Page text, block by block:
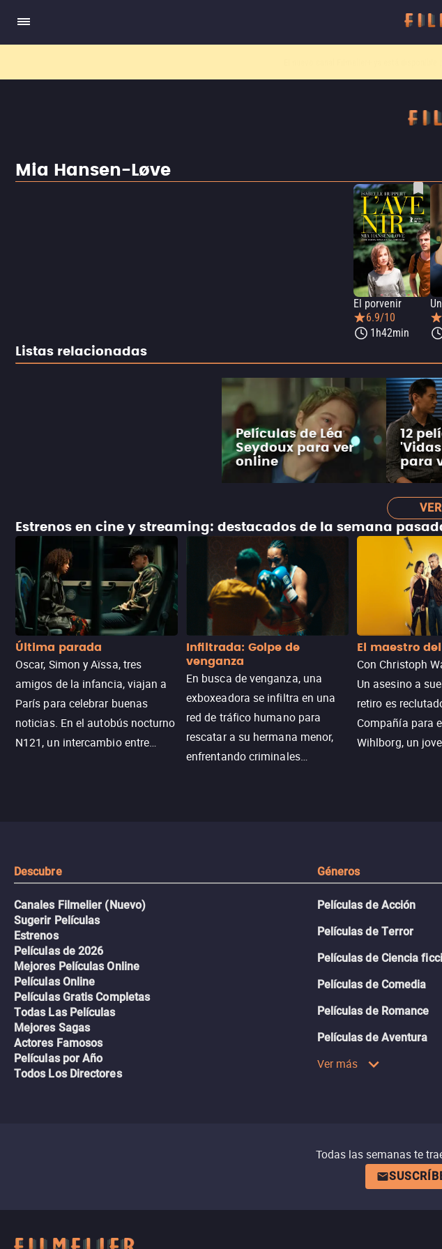
Mia Hansen-Løve
El porvenir
6.9/10
1h42min
Listas relacionadas
Películas de Léa
Seydoux para ver
online
12
para
Estrenos en cine y streaming: destacados de la semana
Última parada
Oscar, Simon y Aïssa, tres
amigos de la infancia, viajan a
París para celebrar buenas
noticias. En el autobús nocturno
N121, un intercambio entre
Infiltrada: Golpe de
venganza
En busca de venganza, una
exboxeadora se infiltra en una
red de tráfico humano para
rescatar a su hermana menor,
enfrentando criminales
El maestro
Con Christoph
Un asesino a
retiro es
Compañía para
Wihlborg, un
Descubre
Canales Filmelier (Nuevo)
Sugerir Películas
Estrenos
Películas de 2026
Mejores Películas Online
Películas Online
Películas Gratis Completas
Todas Las Películas
Mejores Sagas
Actores Famosos
Películas por Año
Todos Los Directores
Géneros
Películas de Acción
Películas de Terror
Películas de Ciencia
Películas de Comedia
Películas de Romance
Películas de Aventura
Ver más
Todas las semanas te